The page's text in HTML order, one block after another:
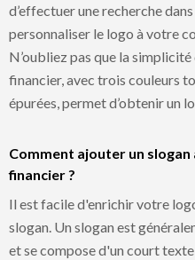
d’effectuer une recherche
personnaliser le logo à votre
N’oubliez pas que la
financier, avec trois couleurs
épurées, permet d’obtenir un
Comment ajouter un
financier ?
Il est facile d'enrichir votre
slogan. Un slogan est
et se compose d'un court